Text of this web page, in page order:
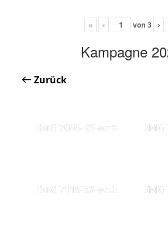
« ‹ von 3 ›
Kampagne
Zurück
IMG 7098-KS-web IMG
IMG 7116-KS-web IMG